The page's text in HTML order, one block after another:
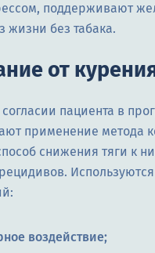
поддерживают
жизни без табака.
от
пациента в
применение метода
снижения тяги к
воздействие;